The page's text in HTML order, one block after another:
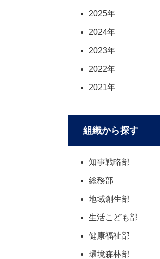
2025年
2024年
2023年
2022年
2021年
組織から探す
知事戦略部
総務部
地域創生部
生活こども部
健康福祉部
環境森林部